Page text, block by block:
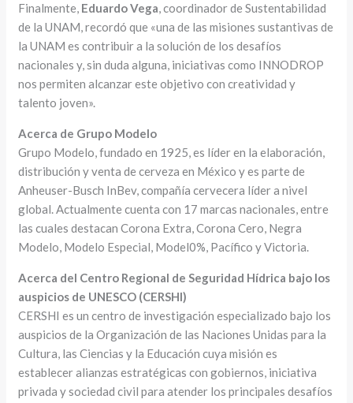
Finalmente, Eduardo Vega, coordinador de Sustentabilidad
de la UNAM, recordó que «una de las misiones sustantivas de
la UNAM es contribuir a la solución de los desafíos
nacionales y, sin duda alguna, iniciativas como INNODROP
nos permiten alcanzar este objetivo con creatividad y
talento joven».
Acerca de Grupo Modelo
Grupo Modelo, fundado en 1925, es líder en la elaboración,
distribución y venta de cerveza en México y es parte de
Anheuser-Busch InBev, compañía cervecera líder a nivel
global. Actualmente cuenta con 17 marcas nacionales, entre
las cuales destacan Corona Extra, Corona Cero, Negra
Modelo, Modelo Especial, Model0%, Pacífico y Victoria.
Acerca del Centro Regional de Seguridad Hídrica bajo los
auspicios de UNESCO (CERSHI)
CERSHI es un centro de investigación especializado bajo los
auspicios de la Organización de las Naciones Unidas para la
Cultura, las Ciencias y la Educación cuya misión es
establecer alianzas estratégicas con gobiernos, iniciativa
privada y sociedad civil para atender los principales desafíos